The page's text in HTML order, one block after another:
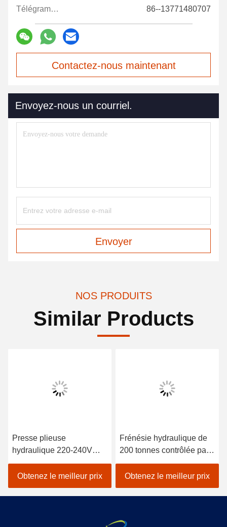
Télégramme: 86--13771480707
Contactez-nous maintenant
Envoyez-nous un courriel.
Envoyer
NOS PRODUITS
Similar Products
Presse plieuse
hydraulique 220-240V
avec dimensions 100 x 50
x 25 cm et poids 5,2 kg
Obtenez le meilleur prix
Frénésie hydraulique de
200 tonnes contrôlée par
CNC pour le pliage en
acier inoxydable
Obtenez le meilleur prix